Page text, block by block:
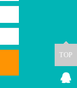
TOP